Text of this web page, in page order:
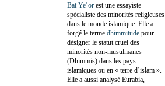
Bat Ye’or est une essayiste
spécialiste des minorités religieuses
dans le monde islamique. Elle a
forgé le terme dhimmitude pour
désigner le statut cruel des
minorités non-musulmanes
(Dhimmis) dans les pays
islamiques ou en « terre d’islam ».
Elle a aussi analysé Eurabia,